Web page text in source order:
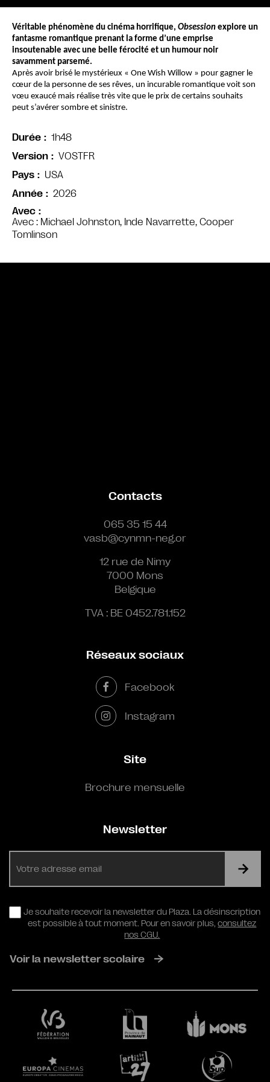
Avec
Avec : Michael Johnston, Inde Navarrette, Cooper
Tomlinson
Véritable phénomène du cinéma horrifique, Obsession explore un
fantasme romantique prenant la forme d’une emprise
insoutenable avec une belle férocité et un humour noir
savamment parsemé.
Après avoir brisé le mystérieux « One Wish Willow » pour gagner le
cœur de la personne de ses rêves, un incurable romantique voit son
vœu exaucé mais réalise très vite que le prix de certains souhaits
peut s’avérer sombre et sinistre.
Durée
1h48
Version
VOSTFR
Pays
USA
Année
2026
Contacts
065 35 15 44
vasb@cynmn-neg.or
12 rue de Nimy
7000 Mons
Belgique
TVA : BE 0452.781.152
Réseaux sociaux
Facebook
Instagram
Site
Brochure mensuelle
Newsletter
RGPD
Je souhaite recevoir la newsletter du Plaza. La désinscription
est possible à tout moment. Pour en savoir plus,consultez
nos CGU.
Voir la newsletter scolaire